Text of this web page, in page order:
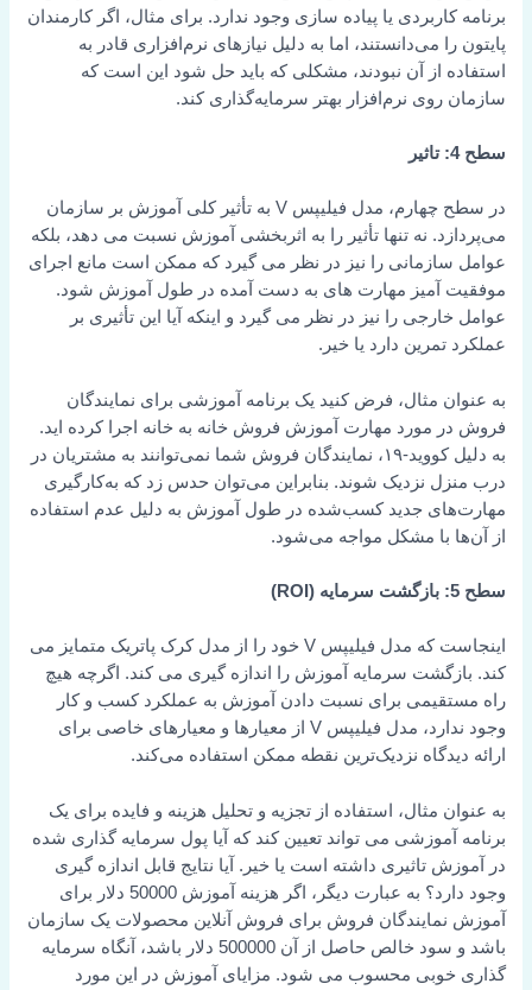
یا پیاده سازی وجود ندارد. برای مثال، اگر کارمندان
می‌دانستند، اما به دلیل نیازهای نرم‌افزاری قادر به
از آن نبودند، مشکلی که باید حل شود این است که
نرم‌افزار بهتر سرمایه‌گذاری کند.
در سطح چهارم، مدل فیلیپس V به تأثیر کلی آموزش بر سازمان
نه تنها تأثیر را به اثربخشی آموزش نسبت می دهد، بلکه
را نیز در نظر می گیرد که ممکن است مانع اجرای
آمیز مهارت های به دست آمده در طول آموزش شود.
را نیز در نظر می گیرد و اینکه آیا این تأثیری بر
دارد یا خیر.
مثال، فرض کنید یک برنامه آموزشی برای نمایندگان
مورد مهارت آموزش فروش خانه به خانه اجرا کرده اید.
به دلیل کووید-۱۹، نمایندگان فروش شما نمی‌توانند به مشتریان در
نزدیک شوند. بنابراین می‌توان حدس زد که به‌کارگیری
جدید کسب‌شده در طول آموزش به دلیل عدم استفاده
با مشکل مواجه می‌شود.
اینجاست که مدل فیلیپس V خود را از مدل کرک پاتریک متمایز می
سرمایه آموزش را اندازه گیری می کند. اگرچه هیچ
برای نسبت دادن آموزش به عملکرد کسب و کار
وجود ندارد، مدل فیلیپس V از معیارها و معیارهای خاصی برای
نزدیک‌ترین نقطه ممکن استفاده می‌کند.
مثال، استفاده از تجزیه و تحلیل هزینه و فایده برای یک
می تواند تعیین کند که آیا پول سرمایه گذاری شده
تاثیری داشته است یا خیر. آیا نتایج قابل اندازه گیری
وجود دارد؟ به عبارت دیگر، اگر هزینه آموزش 50000 دلار برای
فروش برای فروش آنلاین محصولات یک سازمان
باشد و سود خالص حاصل از آن 500000 دلار باشد، آنگاه سرمایه
محسوب می شود. مزایای آموزش در این مورد